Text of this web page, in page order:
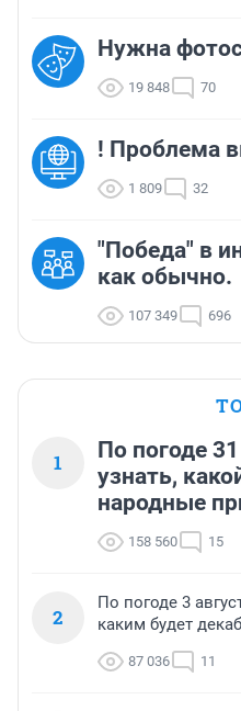
Нужна
19 848 70
! Проблема
1 809 32
"Победа" в
как обычно.
107 349 696
1
По погоде
узнать,
народные
158 560 15
2
По погоде 3
каким будет
87 036 11